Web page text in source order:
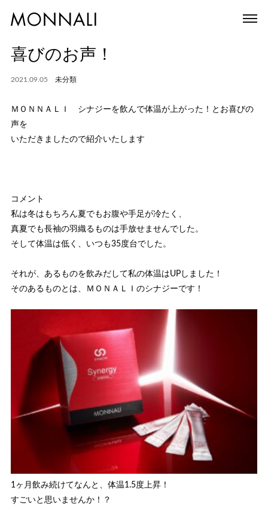
喜びのお声！
2021.09.05 未分類
ＭＯＮＮＡＬＩ シナジーを飲んで体温が上がった！とお喜びの
声を
いただきましたので紹介いたします
コメント
私は冬はもちろん夏でもお腹や手足が冷たく、
真夏でも長袖の羽織るものは手放せませんでした。
そして体温は低く、いつも35度台でした。
それが、あるものを飲みだして私の体温はUPしました！
そのあるものとは、ＭＯＮＡＬＩのシナジーです！
1ヶ月飲み続けてなんと、体温1.5度上昇！
すごいと思いませんか！？